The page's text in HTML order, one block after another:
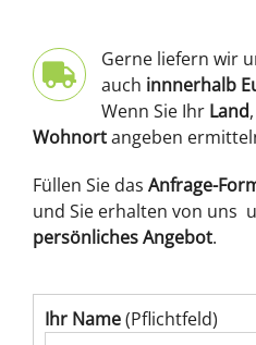
Gerne liefern wir
auch innnerhalb
Wenn Sie Ihr Land
Wohnortangeben
Füllen Sie das Anfrage-
und Sie erhalten von uns
persönliches Angebot.
Ihr Name(Pflichtfeld)